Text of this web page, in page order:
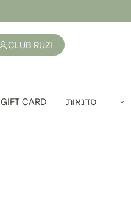
CLUB RUZI
סדנאות GIFT CARD